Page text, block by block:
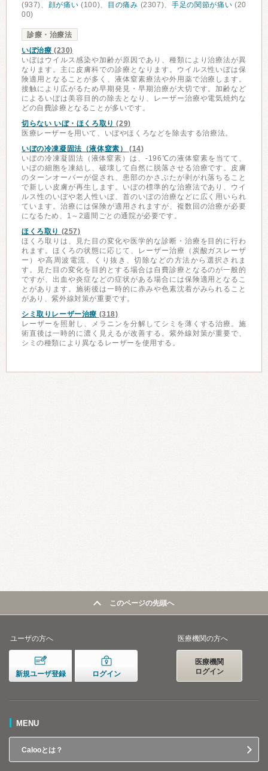
(937)、 顔が痛い (100)、 目の痛み (2307)、 手足の関節が痛い (20
00)
診療・治療法
いぼ治療 (230)
いぼはウイルス感染や加齢が原因であり、種類により治療法が異
なります。主に皮膚科での診療となります。ウイルス性いぼは保
険適用となることが多く、液体窒素療法や外用薬で治療します。
接触により広がるため早期発見・早期治療が大切です。加齢など
によるいぼは美容目的の除去となり、レーザー治療や電気焼灼な
どの自費診療となることが多いです。
切らない いぼ・ほくろ取り (29)
医療レーザーを用いて、いぼやほくろなどを除去する治療法。
いぼの冷凍凝固法（液体窒素）
(14)
いぼの冷凍凝固法（液体窒素）は、-196℃の液体窒素を当てて、
いぼの細胞を凍結し、破壊して自然に脱落させる治療です。皮膚
のターンオーバーが促され、患部のかさぶたが剥がれ落ちること
で新しい皮膚が再生します。いぼの標準的な治療法であり、ウイ
ルス性のいぼや老人性いぼ、首のいぼの治療などに広く用いられ
ています。治療には保険が適用されますが、複数回の治療が必要
になるため、1～2週間ごとの通院が必要です。
ほくろ取り (257)
ほくろ取りは、見た目の変化や医学的な診断・治療を目的に行わ
れます。ほくろの状態に応じて、レーザー治療（炭酸ガスレーザ
ー）や高周波電流、くり抜き、切除などの方法から選択されま
す。見た目の変化を目的とする場合は自費診療となるのが一般的
ですが、出血や炎症などの症状がある場合には保険適用となるこ
とがあります。施術後は一時的に赤みや色素沈着がみられること
があり、紫外線対策が重要です。
シミ取りレーザー治療 (318)
レーザーを照射し、メラニンを分解してシミを薄くする治療。施
術直後は一時的に濃く見えるが改善する。紫外線対策が重要で、
シミの種類により異なるレーザーを使用する。
このページの先頭へ
ユーザの方へ
新規ユーザ登録 ログイン
医療機関の方へ
医療機関
ログイン
MENU
Calooとは？